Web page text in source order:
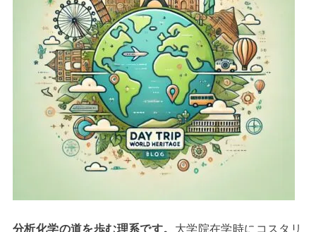
分析化学の道を歩む理系です。 大学院在学時にコスタリ